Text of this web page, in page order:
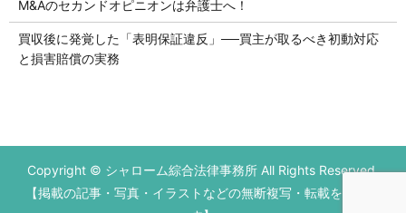
M&Aのセカンドオピニオンは弁護士へ！
買収後に発覚した「表明保証違反」──買主が取るべき初動対応
と損害賠償の実務
初回の法律相談無料です。
営業時間 平日9：00～17：00
Copyright © シャローム綜合法律事務所 All Rights Reserved.
【掲載の記事・写真・イラストなどの無断複写・転載を禁じま